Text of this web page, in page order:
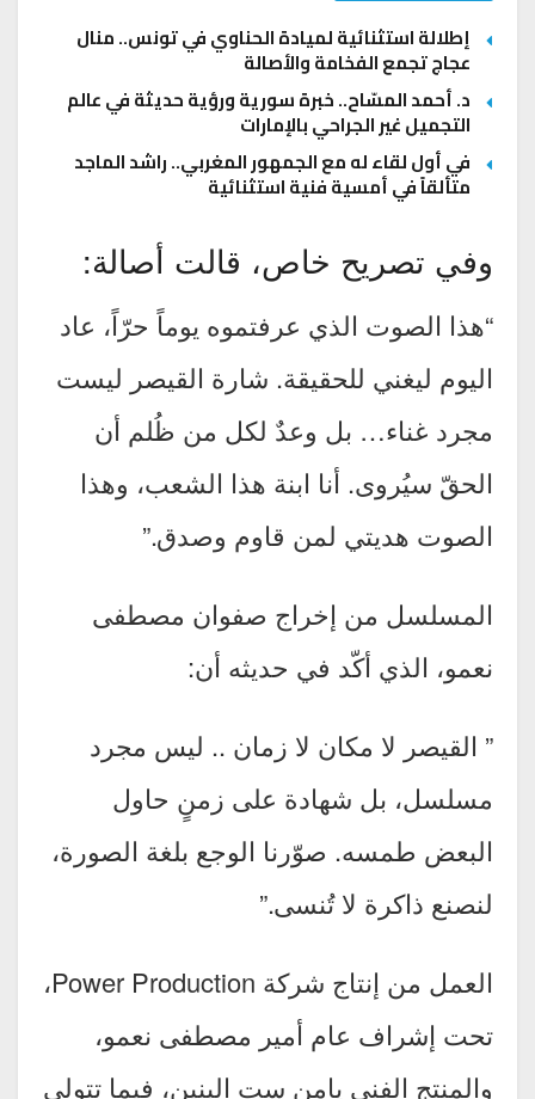
إطلالة استثنائية لميادة الحناوي في تونس.. منال
عجاج تجمع الفخامة والأصالة
د. أحمد المسّاح.. خبرة سورية ورؤية حديثة في عالم
التجميل غير الجراحي بالإمارات
في أول لقاء له مع الجمهور المغربي.. راشد الماجد
متألقاً في أمسية فنية استثنائية
وفي تصريح خاص، قالت أصالة:
“هذا الصوت الذي عرفتموه يوماً حرّاً، عاد
اليوم ليغني للحقيقة. شارة القيصر ليست
مجرد غناء… بل وعدٌ لكل من ظُلم أن
الحقّ سيُروى. أنا ابنة هذا الشعب، وهذا
الصوت هديتي لمن قاوم وصدق.”
المسلسل من إخراج صفوان مصطفى
نعمو، الذي أكّد في حديثه أن:
” القيصر لا مكان لا زمان .. ليس مجرد
مسلسل، بل شهادة على زمنٍ حاول
البعض طمسه. صوّرنا الوجع بلغة الصورة،
لنصنع ذاكرة لا تُنسى.”
العمل من إنتاج شركة Power Production،
تحت إشراف عام أمير مصطفى نعمو،
والمنتج الفني يامن ست البنين، فيما تتولى